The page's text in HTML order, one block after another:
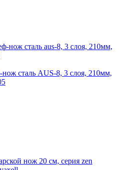
сталь AUS-8, 3 слоя, 210мм,